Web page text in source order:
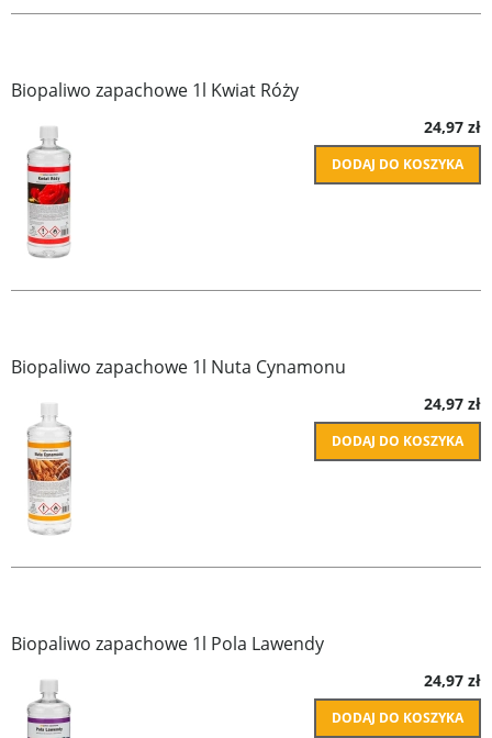
Biopaliwo zapachowe 1l Kwiat Róży
24,97 zł
DODAJ DO KOSZYKA
Biopaliwo zapachowe 1l Nuta Cynamonu
24,97 zł
DODAJ DO KOSZYKA
Biopaliwo zapachowe 1l Pola Lawendy
24,97 zł
DODAJ DO KOSZYKA